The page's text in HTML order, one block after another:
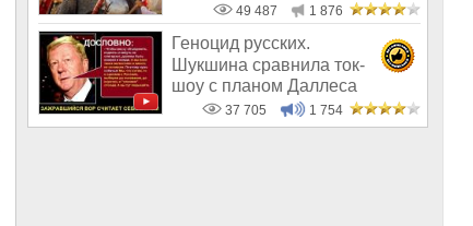
49 487 1 876
Геноцид русских.
Шукшина сравнила ток-
шоу с планом Даллеса
37 705 1 754